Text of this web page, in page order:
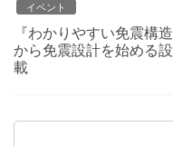
イベント
『わかりやすい免震構
から免震設計を始める
載